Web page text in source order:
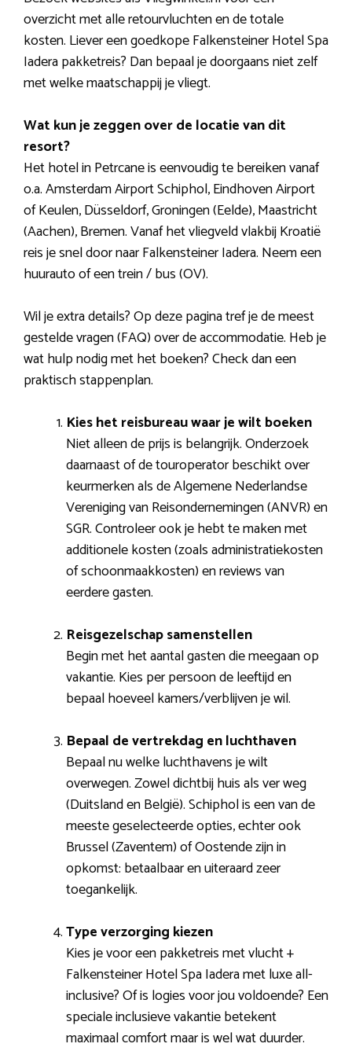
overzicht met alle retourvluchten en de totale
kosten. Liever een goedkope Falkensteiner Hotel Spa
Iadera pakketreis? Dan bepaal je doorgaans niet zelf
met welke maatschappij je vliegt.
Wat kun je zeggen over de locatie van dit
resort?
Het hotel in Petrcane is eenvoudig te bereiken vanaf
o.a. Amsterdam Airport Schiphol, Eindhoven Airport
of Keulen, Düsseldorf, Groningen (Eelde), Maastricht
(Aachen), Bremen. Vanaf het vliegveld vlakbij Kroatië
reis je snel door naar Falkensteiner Iadera. Neem een
huurauto of een trein / bus (OV).
Wil je extra details? Op deze pagina tref je de meest
gestelde vragen (FAQ) over de accommodatie. Heb je
wat hulp nodig met het boeken? Check dan een
praktisch stappenplan.
Kies het reisbureau waar je wilt boeken
Niet alleen de prijs is belangrijk. Onderzoek
daarnaast of de touroperator beschikt over
keurmerken als de Algemene Nederlandse
Vereniging van Reisondernemingen (ANVR) en
SGR. Controleer ook je hebt te maken met
additionele kosten (zoals administratiekosten
of schoonmaakkosten) en reviews van
eerdere gasten.
Reisgezelschap samenstellen
Begin met het aantal gasten die meegaan op
vakantie. Kies per persoon de leeftijd en
bepaal hoeveel kamers/verblijven je wil.
Bepaal de vertrekdag en luchthaven
Bepaal nu welke luchthavens je wilt
overwegen. Zowel dichtbij huis als ver weg
(Duitsland en België). Schiphol is een van de
meeste geselecteerde opties, echter ook
Brussel (Zaventem) of Oostende zijn in
opkomst: betaalbaar en uiteraard zeer
toegankelijk.
Type verzorging kiezen
Kies je voor een pakketreis met vlucht +
Falkensteiner Hotel Spa Iadera met luxe all-
inclusive? Of is logies voor jou voldoende? Een
speciale inclusieve vakantie betekent
maximaal comfort maar is wel wat duurder.